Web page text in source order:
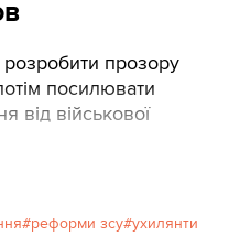
прозору
посилювати
від військової
реформи зсу ухилянти